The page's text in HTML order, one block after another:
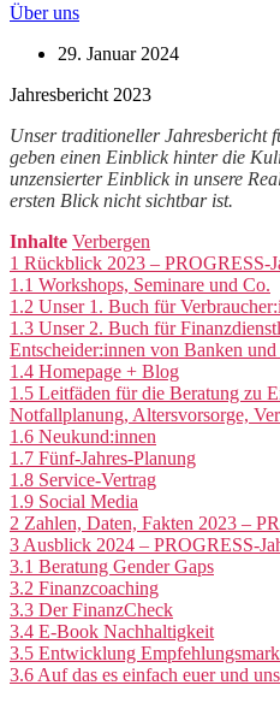
Über uns
29. Januar 2024
Jahresbericht 2023
Unser traditioneller Jahresbericht
geben einen Einblick hinter die
unzensierter Einblick in unsere
ersten Blick nicht sichtbar ist.
Inhalte Verbergen
1 Rückblick 2023 – PROGRESS-
1.1 Workshops, Seminare und Co.
1.2 Unser 1. Buch für
1.3 Unser 2. Buch für
Entscheider:innen von Banken und
1.4 Homepage + Blog
1.5 Leitfäden für die Beratung zu
Notfallplanung, Altersvorsorge,
1.6 Neukund:innen
1.7 Fünf-Jahres-Planung
1.8 Service-Vertrag
1.9 Social Media
2 Zahlen, Daten, Fakten 2023 –
3 Ausblick 2024 – PROGRESS-
3.1 Beratung Gender Gaps
3.2 Finanzcoaching
3.3 Der FinanzCheck
3.4 E-Book Nachhaltigkeit
3.5 Entwicklung
3.6 Auf das es einfach euer und